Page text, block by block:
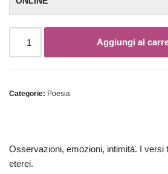
Aggiungi al
Categorie: Poesia
Osservazioni, emozioni, intimità. I versi
eterei.